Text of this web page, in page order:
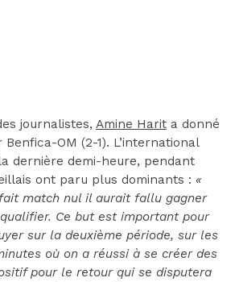
journalistes, Amine Harit a donné
OM (2-1). L’international
dernière demi-heure, pendant
ont paru plus dominants : «
match nul il aurait fallu gagner
Ce but est important pour
sur la deuxième période, sur les
où on a réussi à se créer des
pour le retour qui se disputera